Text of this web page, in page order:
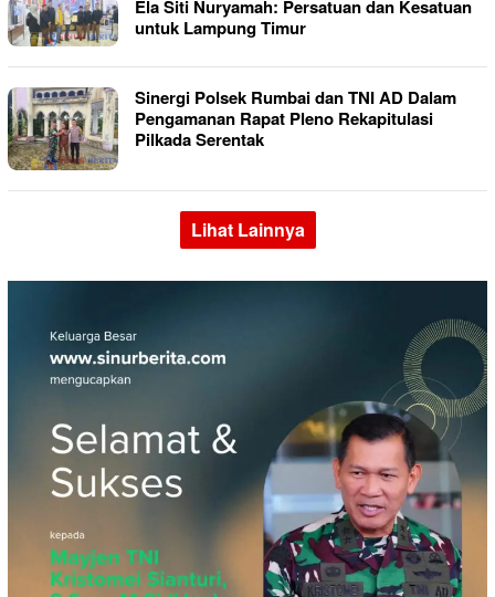
Ela Siti Nuryamah: Persatuan dan Kesatuan
untuk Lampung Timur
Sinergi Polsek Rumbai dan TNI AD Dalam
Pengamanan Rapat Pleno Rekapitulasi
Pilkada Serentak
Lihat Lainnya